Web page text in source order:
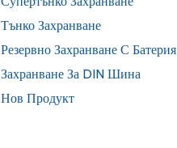
Тънко Захранване
Резервно Захранване С Батерия
Захранване За DIN Шина
Нов Продукт